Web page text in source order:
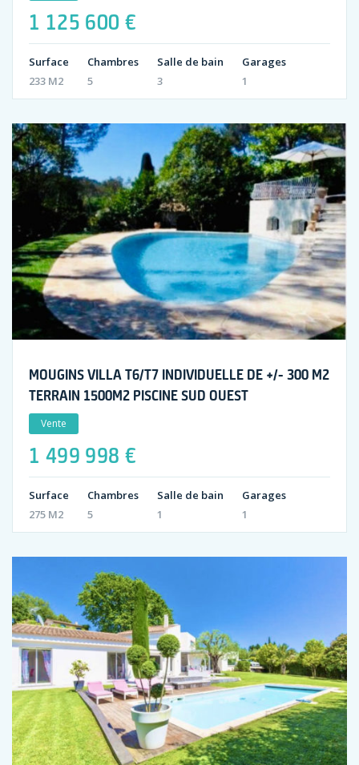
1 125 600 €
Surface
233 M2
Chambres
5
Salle de bain
3
Garages
1
MOUGINS VILLA T6/T7 INDIVIDUELLE DE +/- 300 M2
TERRAIN 1500M2 PISCINE SUD OUEST
Vente
1 499 998 €
Surface
275 M2
Chambres
5
Salle de bain
1
Garages
1